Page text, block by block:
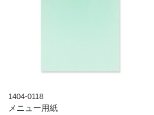
1404-0118
メニュー用紙